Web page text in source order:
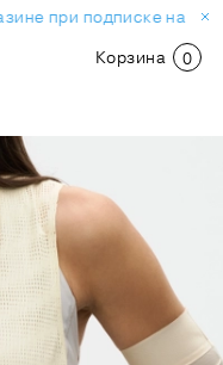
при подписке на
Корзина 0